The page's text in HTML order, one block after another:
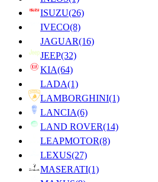
ISUZU(26)
IVECO(8)
JAGUAR(16)
JEEP(32)
KIA(64)
LADA(1)
LAMBORGHINI(1)
LANCIA(6)
LAND ROVER(14)
LEAPMOTOR(8)
LEXUS(27)
MASERATI(1)